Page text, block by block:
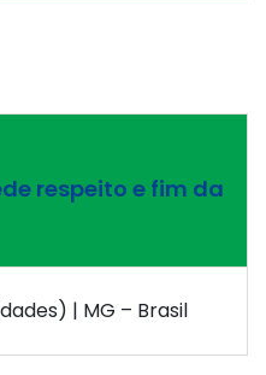
respeito e fim da
| MG – Brasil